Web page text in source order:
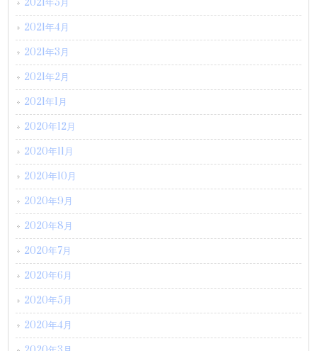
2021年5月
2021年4月
2021年3月
2021年2月
2021年1月
2020年12月
2020年11月
2020年10月
2020年9月
2020年8月
2020年7月
2020年6月
2020年5月
2020年4月